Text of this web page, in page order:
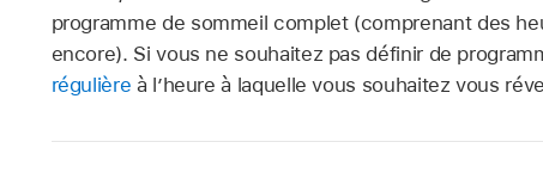
programme de sommeil complet (comprenant des
encore). Si vous ne souhaitez pas définir de
régulière à l’heure à laquelle vous souhaitez vous